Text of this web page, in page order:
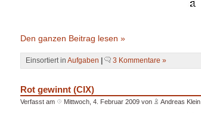
Den ganzen Beitrag lesen »
Einsortiert inAufgaben | 3 Kommentare »
Rot gewinnt (CIX)
Verfasst am Mittwoch, 4. Februar 2009 von Andreas Klein